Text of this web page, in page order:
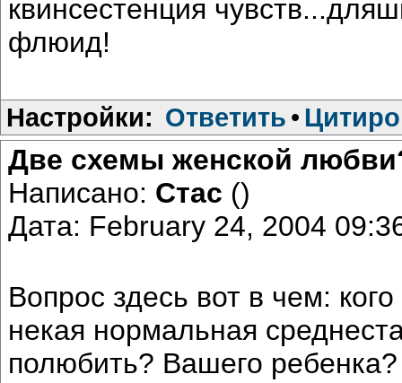
квинсестенция
флюид!
Настройки: Ответить •
Две схемы женской
Написано: Стас ()
Дата: February 24, 2004
Вопрос здесь вот в чем:
некая нормальная
полюбить? Вашего